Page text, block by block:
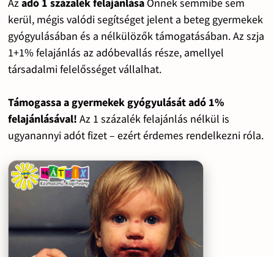
kerül, mégis valódi segítséget jelent a beteg gyermekek
gyógyulásában és a nélkülözők támogatásában. Az szja
1+1% felajánlás az adóbevallás része, amellyel
társadalmi felelősséget vállalhat.
Támogassa a gyermekek gyógyulását adó 1%
felajánlásával! Az 1 százalék felajánlás nélkül is
ugyanannyi adót fizet – ezért érdemes rendelkezni róla.